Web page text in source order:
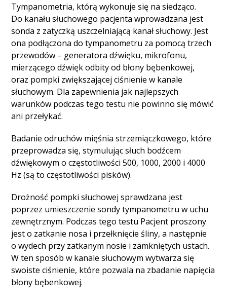
Tympanometria, którą wykonuje się na siedząco.
Do kanału słuchowego pacjenta wprowadzana jest
sonda z zatyczką uszczelniającą kanał słuchowy. Jest
ona podłączona do tympanometru za pomocą trzech
przewodów – generatora dźwięku, mikrofonu,
mierzącego dźwięk odbity od błony bębenkowej,
oraz pompki zwiększającej ciśnienie w kanale
słuchowym. Dla zapewnienia jak najlepszych
warunków podczas tego testu nie powinno się mówić
ani przełykać.
Badanie odruchów mięśnia strzemiączkowego, które
przeprowadza się, stymulując słuch bodźcem
dźwiękowym o częstotliwości 500, 1000, 2000 i 4000
Hz (są to częstotliwości pisków).
Drożność pompki słuchowej sprawdzana jest
poprzez umieszczenie sondy tympanometru w uchu
zewnętrznym. Podczas tego testu Pacjent proszony
jest o zatkanie nosa i przełknięcie śliny, a następnie
o wydech przy zatkanym nosie i zamkniętych ustach.
W ten sposób w kanale słuchowym wytwarza się
swoiste ciśnienie, które pozwala na zbadanie napięcia
błony bębenkowej.